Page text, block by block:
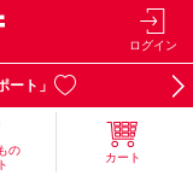
ログイン
ート」
の
カート